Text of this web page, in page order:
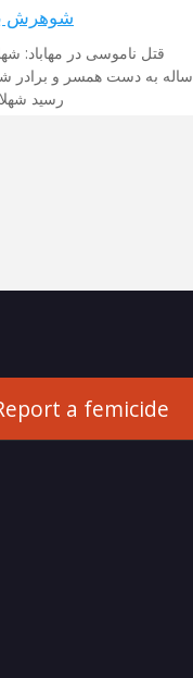
شوهرش
ساله به دست همسر و برادر
رسید
a femicide